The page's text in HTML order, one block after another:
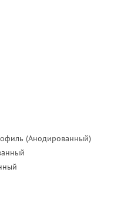
(Анодированный)